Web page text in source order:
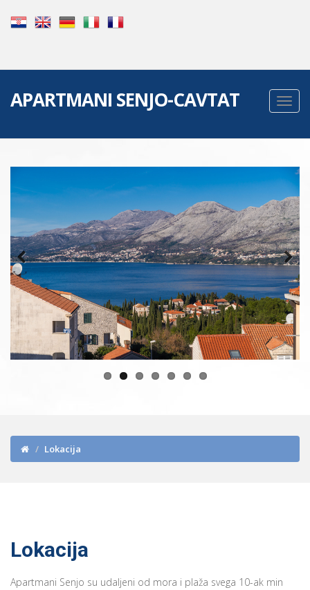
APARTMANI SENJO-CAVTAT
Lokacija
Lokacija
Apartmani Senjo su udaljeni od mora i plaža svega 10-ak min